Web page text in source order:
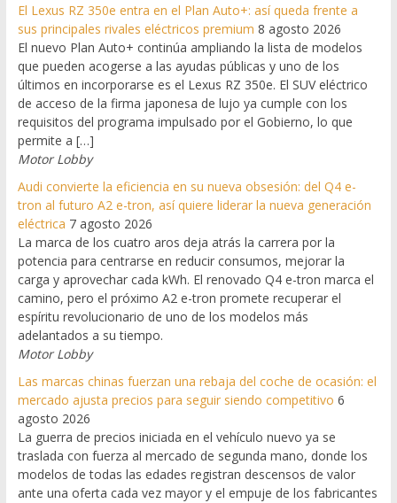
El Lexus RZ 350e entra en el Plan Auto+: así queda frente a
sus principales rivales eléctricos premium 8 agosto 2026
El nuevo Plan Auto+ continúa ampliando la lista de modelos
que pueden acogerse a las ayudas públicas y uno de los
últimos en incorporarse es el Lexus RZ 350e. El SUV eléctrico
de acceso de la firma japonesa de lujo ya cumple con los
requisitos del programa impulsado por el Gobierno, lo que
permite a […]
Motor Lobby
Audi convierte la eficiencia en su nueva obsesión: del Q4 e-
tron al futuro A2 e-tron, así quiere liderar la nueva generación
eléctrica 7 agosto 2026
La marca de los cuatro aros deja atrás la carrera por la
potencia para centrarse en reducir consumos, mejorar la
carga y aprovechar cada kWh. El renovado Q4 e-tron marca el
camino, pero el próximo A2 e-tron promete recuperar el
espíritu revolucionario de uno de los modelos más
adelantados a su tiempo.
Motor Lobby
Las marcas chinas fuerzan una rebaja del coche de ocasión: el
mercado ajusta precios para seguir siendo competitivo 6
agosto 2026
La guerra de precios iniciada en el vehículo nuevo ya se
traslada con fuerza al mercado de segunda mano, donde los
modelos de todas las edades registran descensos de valor
ante una oferta cada vez mayor y el empuje de los fabricantes